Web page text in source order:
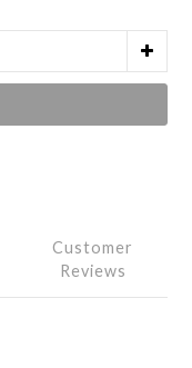
Customer
Reviews